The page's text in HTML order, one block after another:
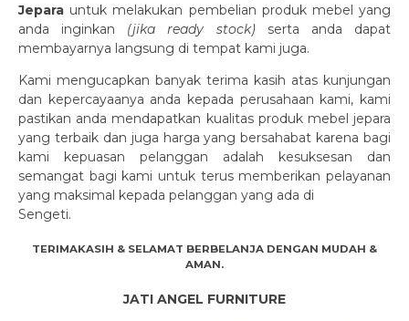
Jepara untuk melakukan pembelian produk mebel yang
anda inginkan (jika ready stock) serta anda dapat
membayarnya langsung di tempat kami juga.
Kami mengucapkan banyak terima kasih atas kunjungan
dan kepercayaanya anda kepada perusahaan kami, kami
pastikan anda mendapatkan kualitas produk mebel jepara
yang terbaik dan juga harga yang bersahabat karena bagi
kami kepuasan pelanggan adalah kesuksesan dan
semangat bagi kami untuk terus memberikan pelayanan
yang maksimal kepada pelanggan yang ada di
Sengeti.
TERIMAKASIH & SELAMAT BERBELANJA DENGAN MUDAH &
AMAN.
JATI ANGEL FURNITURE